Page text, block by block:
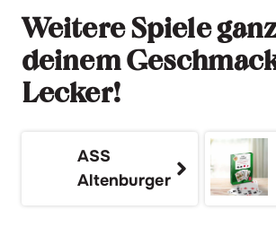
Weitere Spiele
deinem
Lecker!
ASS
Altenburger